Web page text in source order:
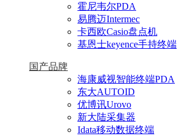
霍尼韦尔PDA
易腾迈Intermec
卡西欧Casio盘点机
基恩士keyence手持终端
国产品牌
海康威视智能终端PDA
东大AUTOID
优博讯Urovo
新大陆采集器
Idata移动数据终端